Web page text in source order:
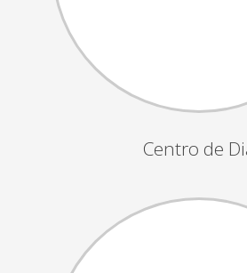
Grupos Musicais do Centro de Dia
Outras Actividades
Passeio Vila Nova de Cerveira
Passeio Convívio em Pombal
Assembleias Gerais
Semana Sénior
Passeio do Idoso
Centro de